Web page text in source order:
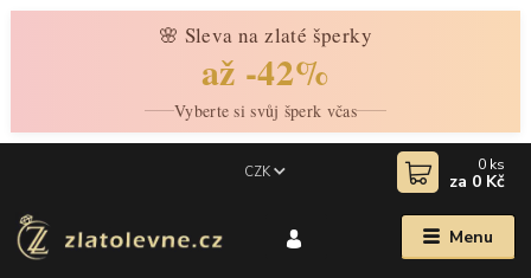
🌸 Sleva na zlaté šperky
až -42%
Vyberte si svůj šperk včas
Menu
CZK 0 ks
za 0 Kč